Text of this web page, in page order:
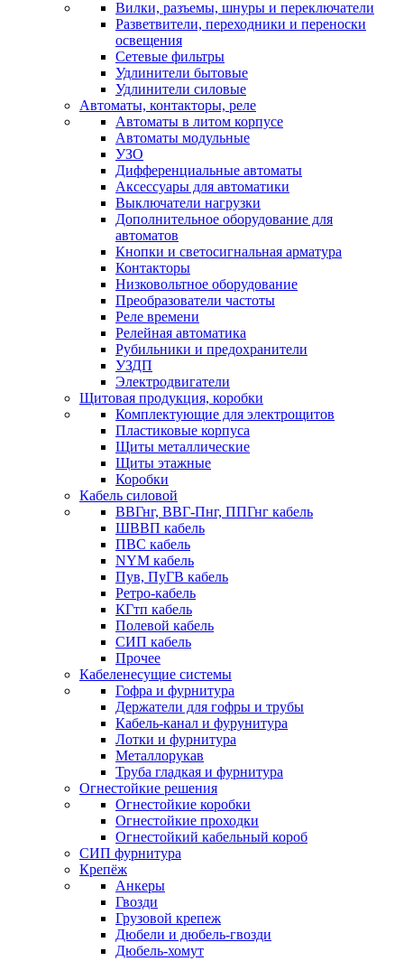
Вилки, разъемы, шнуры и переключатели
Разветвители, переходники и переноски
освещения
Сетевые фильтры
Удлинители бытовые
Удлинители силовые
Автоматы, контакторы, реле
Автоматы в литом корпусе
Автоматы модульные
УЗО
Дифференциальные автоматы
Аксессуары для автоматики
Выключатели нагрузки
Дополнительное оборудование для
автоматов
Кнопки и светосигнальная арматура
Контакторы
Низковольтное оборудование
Преобразователи частоты
Реле времени
Релейная автоматика
Рубильники и предохранители
УЗДП
Электродвигатели
Щитовая продукция, коробки
Комплектующие для электрощитов
Пластиковые корпуса
Щиты металлические
Щиты этажные
Коробки
Кабель силовой
ВВГнг, ВВГ-Пнг, ППГнг кабель
ШВВП кабель
ПВС кабель
NYM кабель
Пув, ПуГВ кабель
Ретро-кабель
КГтп кабель
Полевой кабель
СИП кабель
Прочее
Кабеленесущие системы
Гофра и фурнитура
Держатели для гофры и трубы
Кабель-канал и фурунитура
Лотки и фурнитура
Металлорукав
Труба гладкая и фурнитура
Огнестойкие решения
Огнестойкие коробки
Огнестойкие проходки
Огнестойкий кабельный короб
СИП фурнитура
Крепёж
Анкеры
Гвозди
Грузовой крепеж
Дюбели и дюбель-гвозди
Дюбель-хомут